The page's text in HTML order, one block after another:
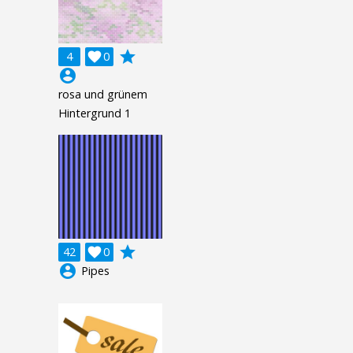
4 0

grade
account_circle
rosa und grünem
Hintergrund 1
42 0

grade
account_circle Pipes